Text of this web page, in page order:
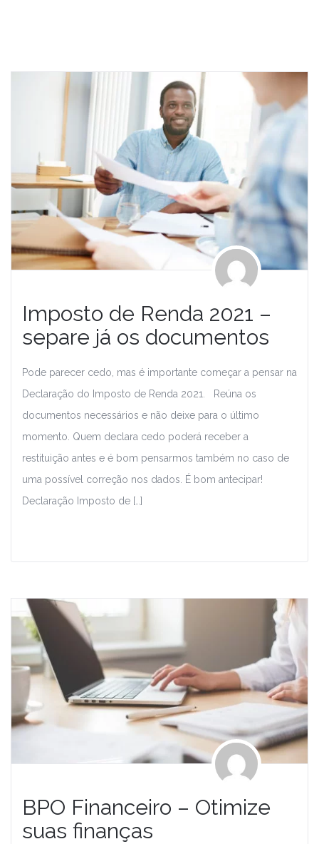
Imposto de Renda 2021 –
separe já os documentos
Pode parecer cedo, mas é importante começar a pensar na
Declaração do Imposto de Renda 2021. Reúna os
documentos necessários e não deixe para o último
momento. Quem declara cedo poderá receber a
restituição antes e é bom pensarmos também no caso de
uma possível correção nos dados. É bom antecipar!
Declaração Imposto de […]
BPO Financeiro – Otimize
suas finanças